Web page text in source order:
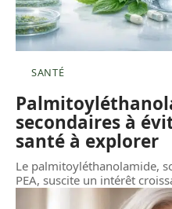
SANTÉ
secondaires à
santé à explorer
Le palmitoyléthanolamide,
PEA, suscite un intérêt